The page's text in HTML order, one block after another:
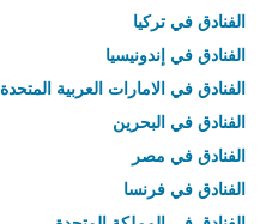
الفنادق في تركيا
الفنادق في إندونيسيا
الفنادق في الامارات العربية المتحدة
الفنادق في البحرين
الفنادق في مصر
الفنادق في فرنسا